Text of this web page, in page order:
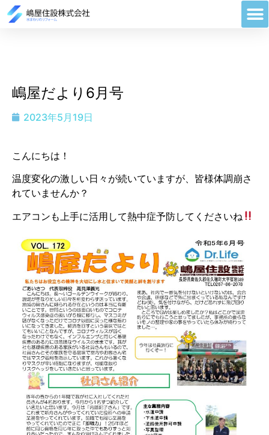
嶋屋だより6月号
2023年5月19日
こんにちは！
温度変化の激しい日々が続いていますが、皆様体調崩さ
れていませんか？
エアコンも上手に活用して熱中症予防してくださいね